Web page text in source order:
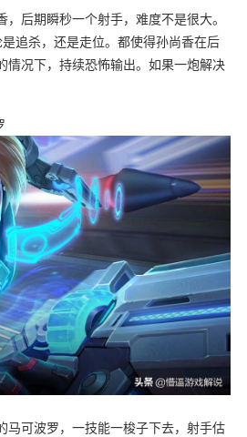
后期瞬秒一个射手，难度不是很大。
追杀，还是走位。都使得孙尚香在后
情况下，持续恐怖输出。如果一炮解决
马可波罗，一技能一梭子下去，射手估